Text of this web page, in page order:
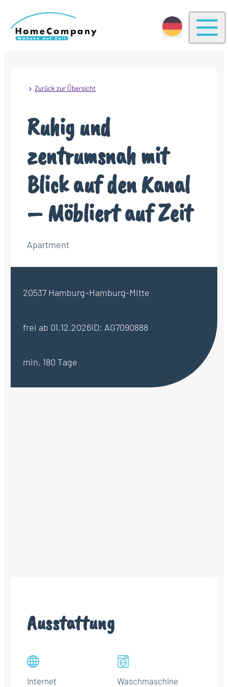
Zurück zur Übersicht
Ruhig und
zentrumsnah mit
Blick auf den Kanal
– Möbliert auf Zeit
Apartment
20537 Hamburg–Hamburg-Mitte
frei ab 01.12.2026ID: AG7090888
min. 180 Tage
Ausstattung
Internet Waschmaschine